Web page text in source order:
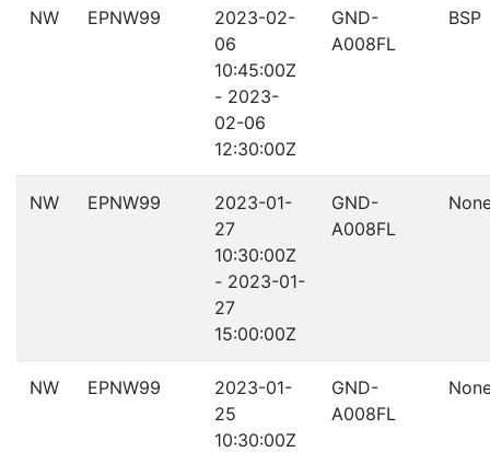
NW EPNW99
2023-02-
06
10:45:00Z
- 2023-
02-06
12:30:00Z
GND-
A008FL
BSP
NW EPNW99
2023-01-
27
10:30:00Z
- 2023-01-
27
15:00:00Z
GND-
A008FL
NW EPNW99
2023-01-
25
10:30:00Z
GND-
A008FL